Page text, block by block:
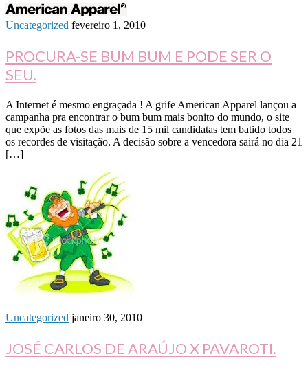
Uncategorized fevereiro 1, 2010
PROCURA-SE BUM BUM E PODE SER O
SEU.
A Internet é mesmo engraçada ! A grife American Apparel lançou a
campanha pra encontrar o bum bum mais bonito do mundo, o site
que expõe as fotos das mais de 15 mil candidatas tem batido todos
os recordes de visitação. A decisão sobre a vencedora sairá no dia 21
[…]
Uncategorized janeiro 30, 2010
JOSÉ CARLOS DE ARAÚJO X PAVAROTI.